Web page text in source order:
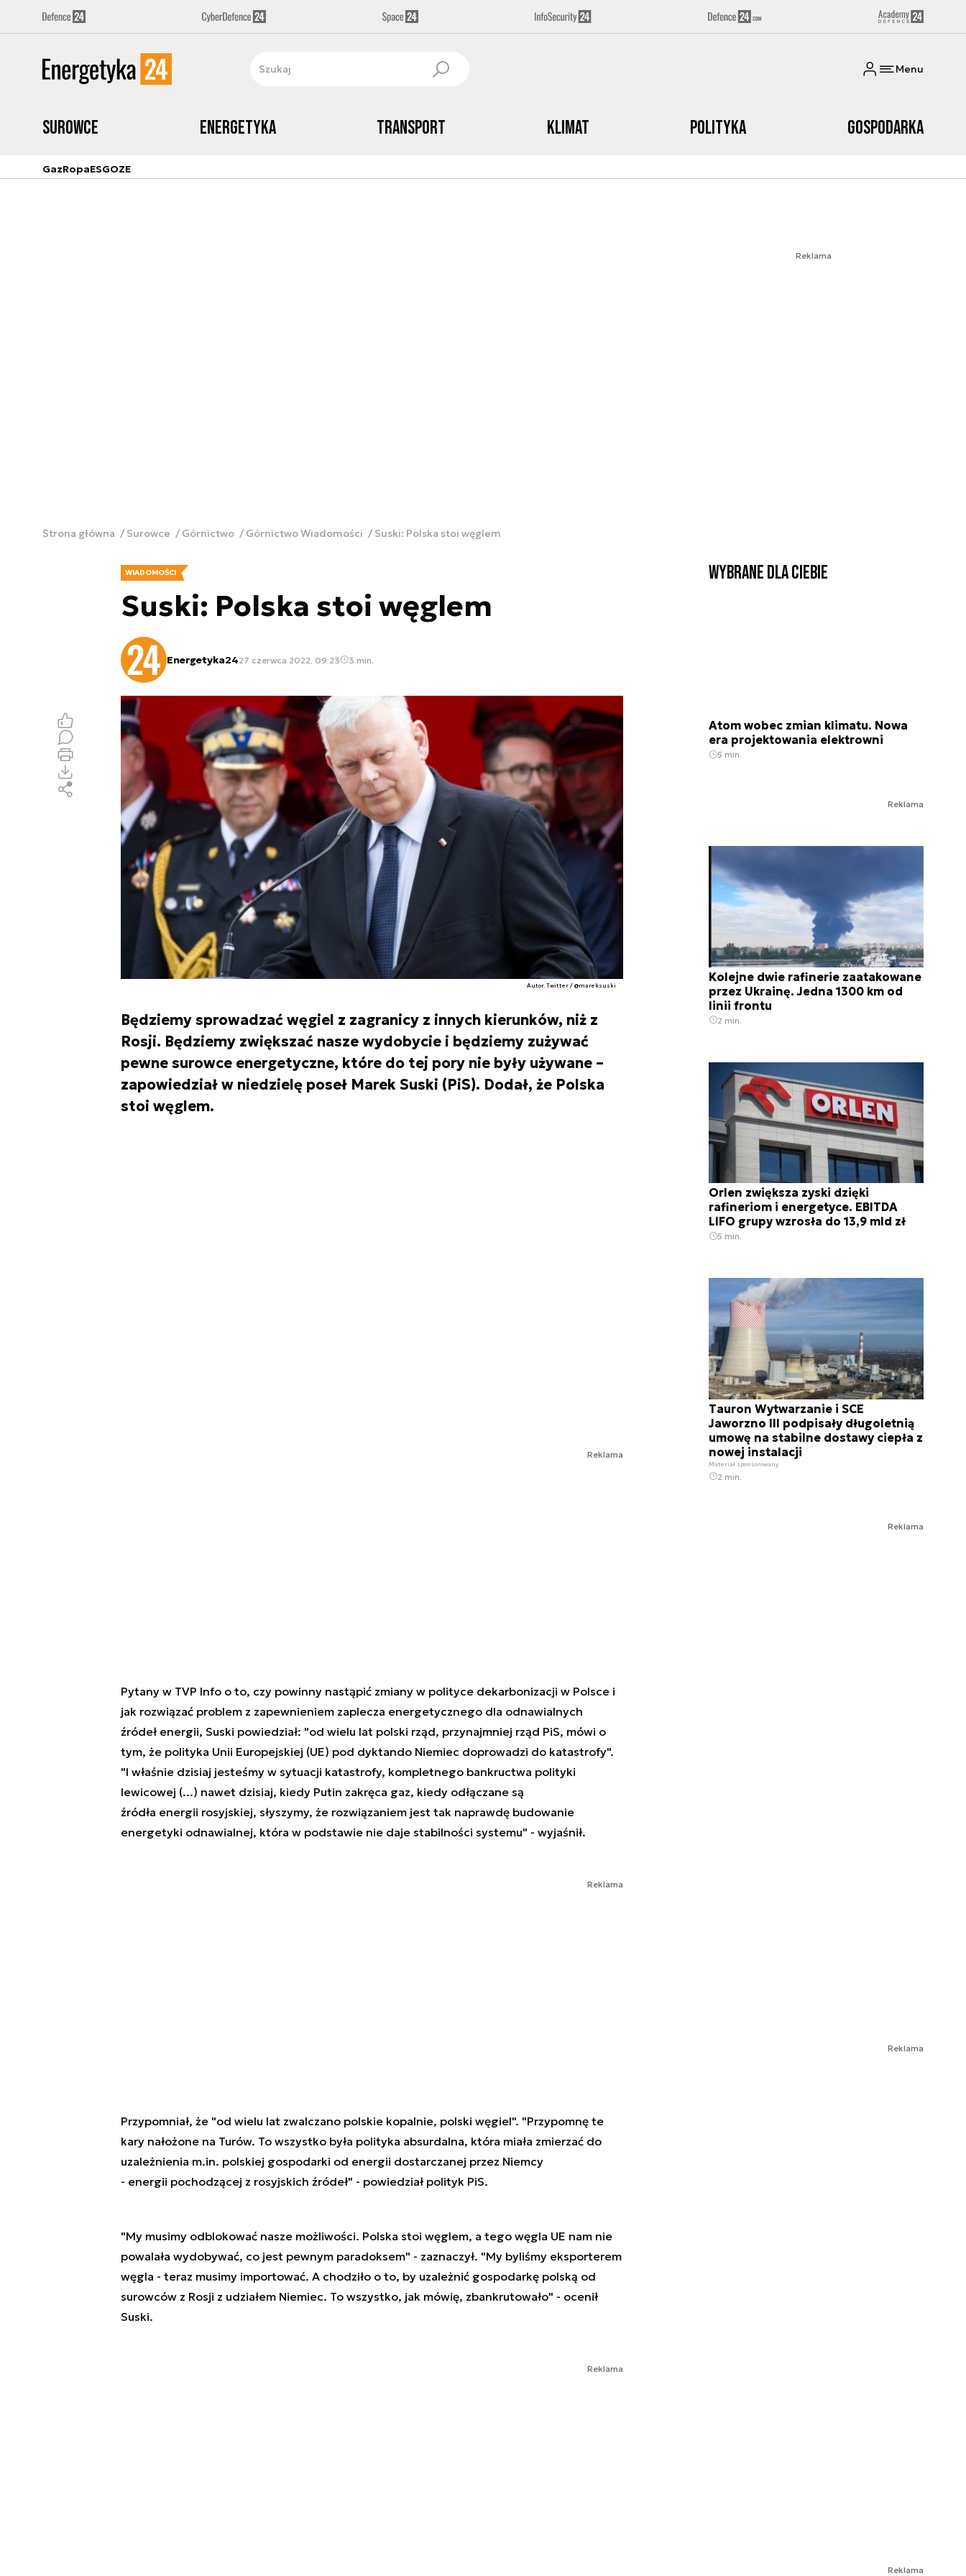
Menu
Surowce Energetyka Transport Klimat Polityka Gospodarka
GazRopaESGOZE
Reklama
Strona główna Surowce Górnictwo Górnictwo Wiadomości Suski: Polska stoi węglem
WIADOMOŚCI
Suski: Polska stoi węglem
Energetyka2427 czerwca 2022, 09:23 3 min.
Autor. Twitter / @mareksuski
Będziemy sprowadzać węgiel z zagranicy z innych kierunków, niż z
Rosji. Będziemy zwiększać nasze wydobycie i będziemy zużywać
pewne surowce energetyczne, które do tej pory nie były używane –
zapowiedział w niedzielę poseł Marek Suski (PiS). Dodał, że Polska
stoi węglem.
Reklama
Pytany w TVP Info o to, czy powinny nastąpić zmiany w polityce dekarbonizacji w Polsce i
jak rozwiązać problem z zapewnieniem zaplecza energetycznego dla odnawialnych
źródeł energii, Suski powiedział: "od wielu lat polski rząd, przynajmniej rząd PiS, mówi o
tym, że polityka Unii Europejskiej (UE) pod dyktando Niemiec doprowadzi do katastrofy".
"I właśnie dzisiaj jesteśmy w sytuacji katastrofy, kompletnego bankructwa polityki
lewicowej (...) nawet dzisiaj, kiedy Putin zakręca gaz, kiedy odłączane są
źródła energii rosyjskiej, słyszymy, że rozwiązaniem jest tak naprawdę budowanie
energetyki odnawialnej, która w podstawie nie daje stabilności systemu" - wyjaśnił.
Reklama
Przypomniał, że "od wielu lat zwalczano polskie kopalnie, polski węgiel". "Przypomnę te
kary nałożone na Turów. To wszystko była polityka absurdalna, która miała zmierzać do
uzależnienia m.in. polskiej gospodarki od energii dostarczanej przez Niemcy
- energii pochodzącej z rosyjskich źródeł" - powiedział polityk PiS.
"My musimy odblokować nasze możliwości. Polska stoi węglem, a tego węgla UE nam nie
powalała wydobywać, co jest pewnym paradoksem" - zaznaczył. "My byliśmy eksporterem
węgla - teraz musimy importować. A chodziło o to, by uzależnić gospodarkę polską od
surowców z Rosji z udziałem Niemiec. To wszystko, jak mówię, zbankrutowało" - ocenił
Suski.
Reklama
Wybrane dla Ciebie
Atom wobec zmian klimatu. Nowa
era projektowania elektrowni
5 min.
Reklama
Kolejne dwie rafinerie zaatakowane
przez Ukrainę. Jedna 1300 km od
linii frontu
2 min.
Orlen zwiększa zyski dzięki
rafineriom i energetyce. EBITDA
LIFO grupy wzrosła do 13,9 mld zł
5 min.
Tauron Wytwarzanie i SCE
Jaworzno III podpisały długoletnią
umowę na stabilne dostawy ciepła z
nowej instalacji
Materiał sponsorowany
2 min.
Reklama
Reklama
Reklama